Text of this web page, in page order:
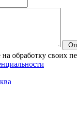
на обработку своих